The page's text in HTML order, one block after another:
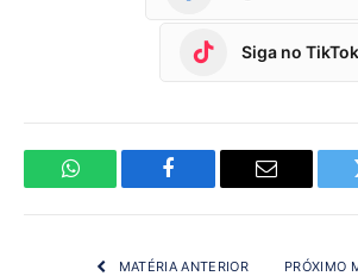
Siga no TikTok
WhatsApp Facebook Email
MATÉRIA ANTERIOR PRÓXIMO